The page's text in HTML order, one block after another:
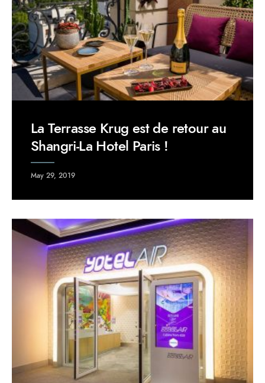
La Terrasse Krug est de retour au
Shangri-La Hotel Paris !
May 29, 2019